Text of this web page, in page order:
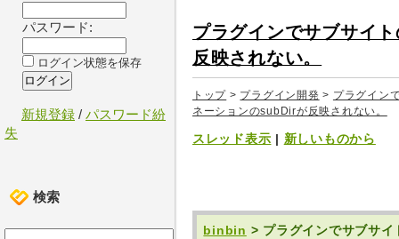
プラグインでサブサイ
反映されない。
トップ > プラグイン開発 > プラグイン
ネーションのsubDirが反映されない。
スレッド表示 | 新しいものから
binbin > プラグインでサブサ
パスワード:
ログイン状態を保存
新規登録 / パスワード紛
失
検索